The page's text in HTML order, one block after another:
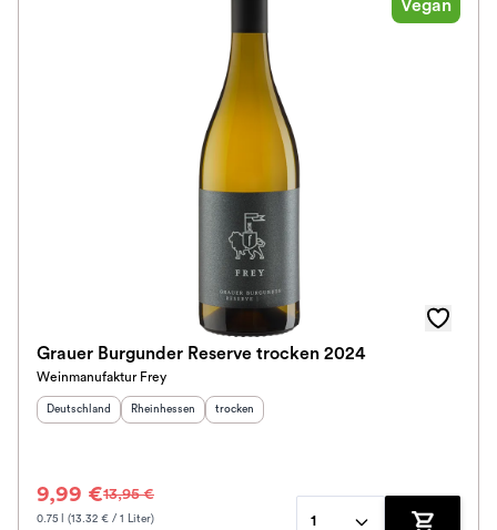
Vegan
Grauer Burgunder Reserve trocken 2024
Weinmanufaktur Frey
Herkunftsland
Deutschland Herkunftsregion :
Rheinhessen Geschmack
trocken
9,99 €13,95 €
0.75 l (13.32 € / 1 Liter)
1